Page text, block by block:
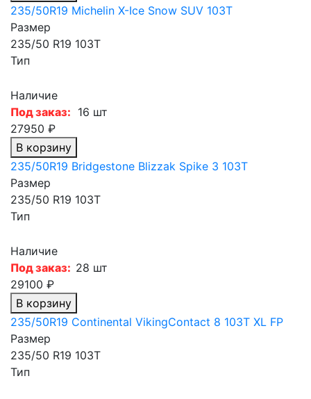
235/50R19 Michelin X-Ice Snow SUV 103T
Размер
235/50 R19 103T
Тип
Наличие
Под заказ: 16 шт
27950 ₽
В корзину
235/50R19 Bridgestone Blizzak Spike 3 103T
Размер
235/50 R19 103T
Тип
Наличие
Под заказ: 28 шт
29100 ₽
В корзину
235/50R19 Continental VikingContact 8 103T XL FP
Размер
235/50 R19 103T
Тип